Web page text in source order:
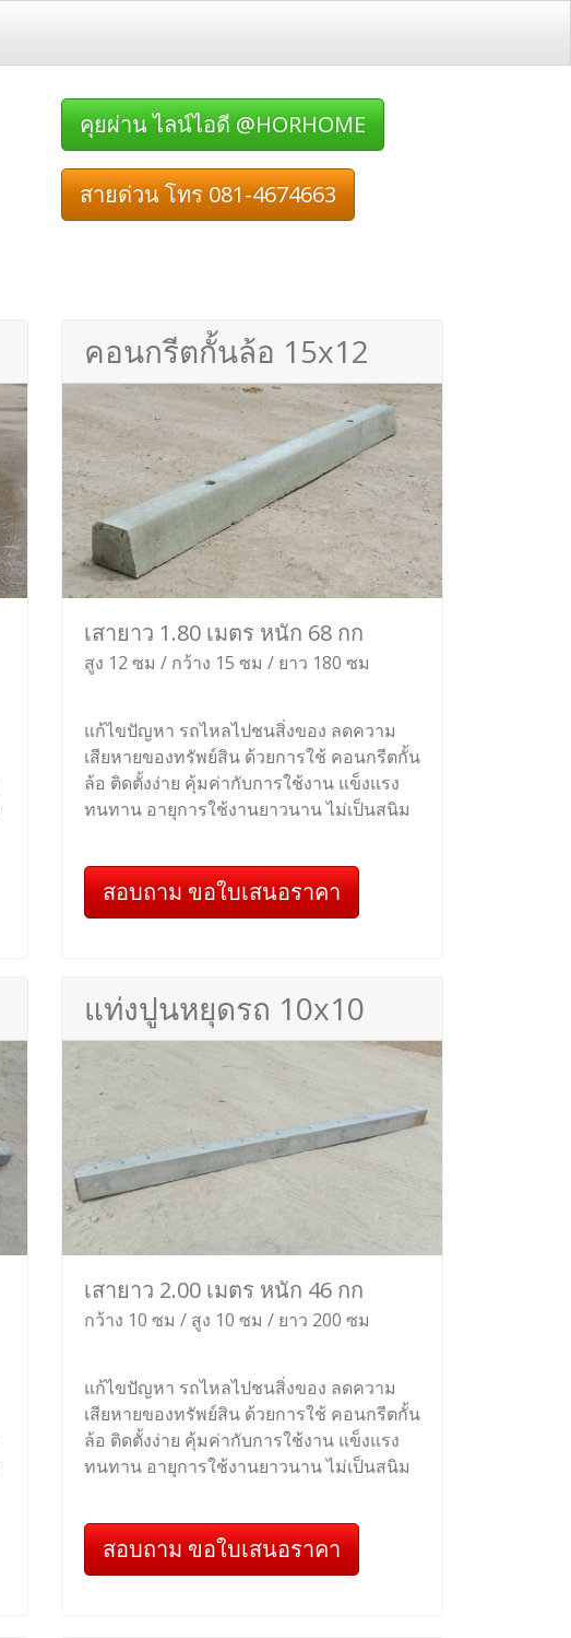
คุยผ่าน ไลน์ไอดี @HORHOME
สายด่วน โทร 081-4674663
คอนกรีตกั้นล้อ 15x12
เสายาว 1.80 เมตร หนัก 68 กก
สูง 12 ซม / กว้าง 15 ซม / ยาว 180 ซม
แก้ไขปัญหา รถไหลไปชนสิ่งของ ลดความ
เสียหายของทรัพย์สิน ด้วยการใช้ คอนกรีตกั้น
ล้อ ติดตั้งง่าย คุ้มค่ากับการใช้งาน แข็งแรง
ทนทาน อายุการใช้งานยาวนาน ไม่เป็นสนิม
สอบถาม ขอใบเสนอราคา
แท่งปูนหยุดรถ 10x10
เสายาว 2.00 เมตร หนัก 46 กก
กว้าง 10 ซม / สูง 10 ซม / ยาว 200 ซม
แก้ไขปัญหา รถไหลไปชนสิ่งของ ลดความ
เสียหายของทรัพย์สิน ด้วยการใช้ คอนกรีตกั้น
ล้อ ติดตั้งง่าย คุ้มค่ากับการใช้งาน แข็งแรง
ทนทาน อายุการใช้งานยาวนาน ไม่เป็นสนิม
สอบถาม ขอใบเสนอราคา